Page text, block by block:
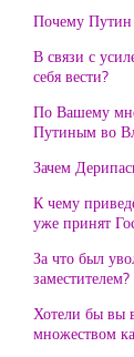
Почему Путин
В связи с
себя вести?
По Вашему
Путиным во
Зачем
К чему
уже принят
За что был
заместителем?
Хотели бы вы
множеством